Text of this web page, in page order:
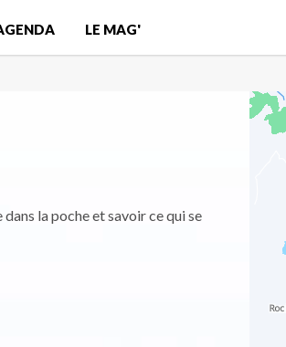
LE MAG'
la poche et savoir ce qui se